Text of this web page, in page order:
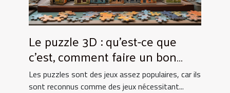
Le puzzle 3D : qu’est-ce que
c’est, comment faire un bon
choix ?
Les puzzles sont des jeux assez populaires, car ils
sont reconnus comme des jeux nécessitant...